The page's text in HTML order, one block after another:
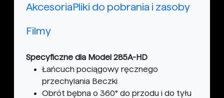
AkcesoriaPliki do pobrania i zasoby
Filmy
Specyficzne dla Model 285A-HD
Łańcuch pociągowy ręcznego
przechylania Beczki
Obrót bębna o 360° do przodu i do tyłu